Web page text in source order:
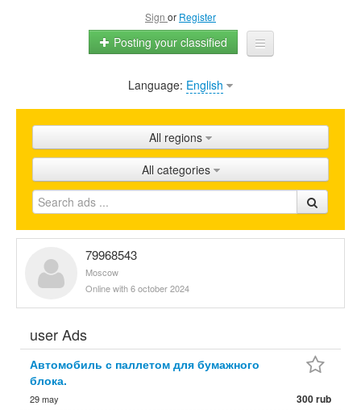
Sign or Register
Posting your classified
Home
Shops
Promotion
FAQ
Language: English
All regions
All categories
79968543
Moscow
Online with 6 october 2024
user Ads
Автомобиль с паллетом для бумажного
блока.
29 may 300 rub